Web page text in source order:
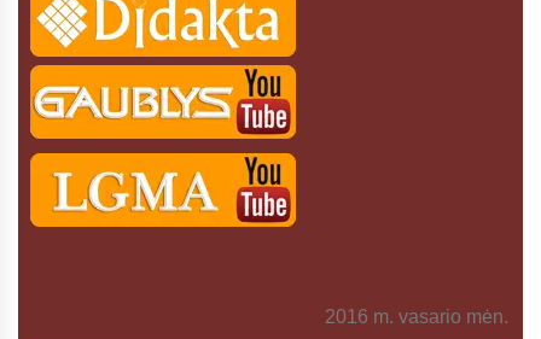
2016 m. vasario mėn.